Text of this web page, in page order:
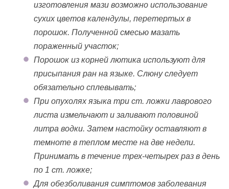
изготовления мази возможно использование
сухих цветов календулы, перетертых в
порошок. Полученной смесью мазать
пораженный участок;
Порошок из корней лютика используют для
присыпания ран на языке. Слюну следует
обязательно сплевывать;
При опухолях языка три ст. ложки лаврового
листа измельчают и заливают половиной
литра водки. Затем настойку оставляют в
темноте в теплом месте на две недели.
Принимать в течение трех-четырех раз в день
по 1 ст. ложке;
Для обезболивания симптомов заболевания